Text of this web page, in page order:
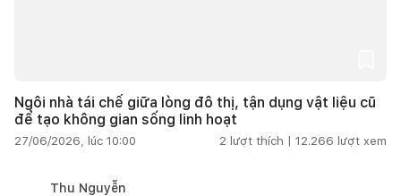
Ngôi nhà tái chế giữa lòng đô thị, tận dụng vật liệu cũ
để tạo không gian sống linh hoạt
27/06/2026, lúc 10:00 2 lượt thích | 12.266 lượt xem
Thu Nguyễn